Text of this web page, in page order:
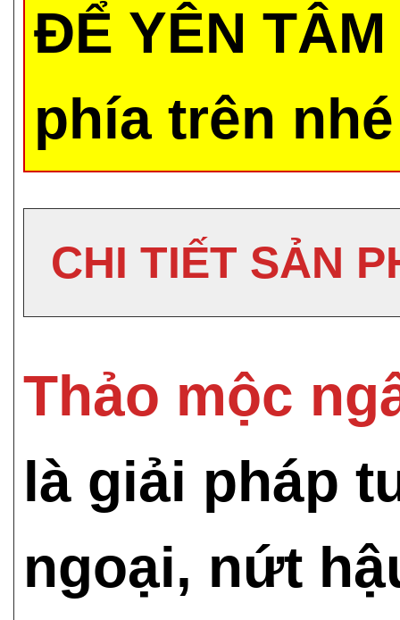
ĐỂ YÊN
phía trên
CHI TIẾT SẢN
Thảo mộc
là giải pháp
ngoại, nứt